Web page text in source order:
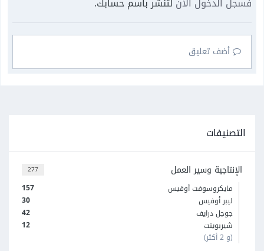
أضف تعليق
التصنيفات
277 الإنتاجية وسير العمل
157
مايكروسوفت أوفيس
30
ليبر أوفيس
42
جوجل درايف
12
شيربوينت
(و 2 أكثر)